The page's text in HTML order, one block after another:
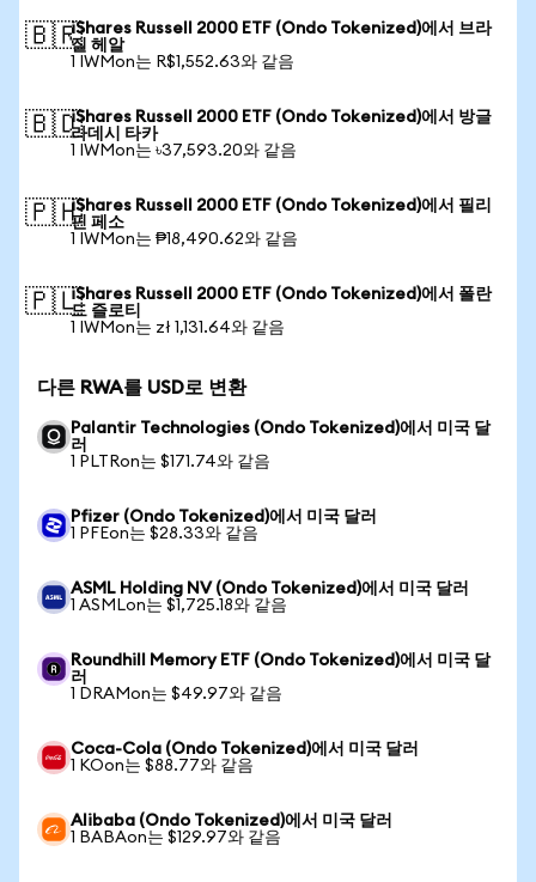
🇧🇷iShares Russell 2000 ETF (Ondo Tokenized)에서 브라
질 헤알
1 IWMon는 R$1,552.63와 같음
🇧🇩iShares Russell 2000 ETF (Ondo Tokenized)에서 방글
라데시 타카
1 IWMon는 ৳37,593.20와 같음
🇵🇭iShares Russell 2000 ETF (Ondo Tokenized)에서 필리
핀 페소
1 IWMon는 ₱18,490.62와 같음
🇵🇱iShares Russell 2000 ETF (Ondo Tokenized)에서 폴란
드 즐로티
1 IWMon는 zł 1,131.64와 같음
다른 RWA를 USD로 변환
Palantir Technologies (Ondo Tokenized)에서 미국 달
러
1 PLTRon는 $171.74와 같음
Pfizer (Ondo Tokenized)에서 미국 달러
1 PFEon는 $28.33와 같음
ASML Holding NV (Ondo Tokenized)에서 미국 달러
1 ASMLon는 $1,725.18와 같음
Roundhill Memory ETF (Ondo Tokenized)에서 미국 달
러
1 DRAMon는 $49.97와 같음
Coca-Cola (Ondo Tokenized)에서 미국 달러
1 KOon는 $88.77와 같음
Alibaba (Ondo Tokenized)에서 미국 달러
1 BABAon는 $129.97와 같음